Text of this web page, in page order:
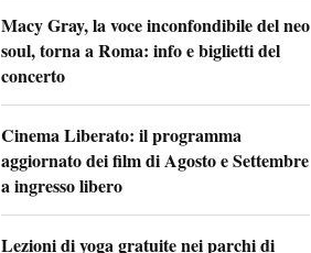
Macy Gray, la voce inconfondibile del neo
soul, torna a Roma: info e biglietti del
concerto
Cinema Liberato: il programma
aggiornato dei film di Agosto e Settembre
a ingresso libero
Lezioni di yoga gratuite nei parchi di